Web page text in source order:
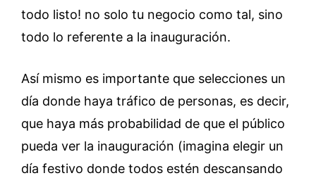
todo listo! no solo tu negocio como tal, sino
todo lo referente a la inauguración.
Así mismo es importante que selecciones un
día donde haya tráfico de personas, es decir,
que haya más probabilidad de que el público
pueda ver la inauguración (imagina elegir un
día festivo donde todos estén descansando